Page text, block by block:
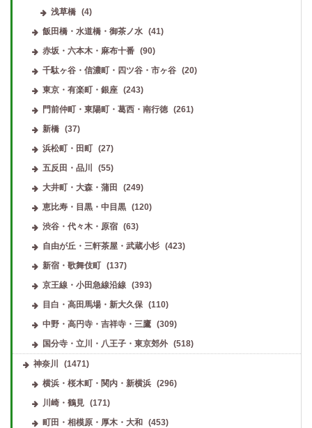
浅草橋 (4)
飯田橋・水道橋・御茶ノ水
(41)
赤坂・六本木・麻布十番
(90)
千駄ヶ谷・信濃町・四ツ谷・市ヶ谷
(20)
東京・有楽町・銀座
(243)
門前仲町・東陽町・葛西・南行徳
(261)
新橋
(37)
浜松町・田町
(27)
五反田・品川
(55)
大井町・大森・蒲田
(249)
恵比寿・目黒・中目黒
(120)
渋谷・代々木・原宿
(63)
自由が丘・三軒茶屋・武蔵小杉
(423)
新宿・歌舞伎町
(137)
京王線・小田急線沿線
(393)
目白・高田馬場・新大久保
(110)
中野・高円寺・吉祥寺・三鷹
(309)
国分寺・立川・八王子・東京郊外
(518)
神奈川
(1471)
横浜・桜木町・関内・新横浜
(296)
川崎・鶴見
(171)
町田・相模原・厚木・大和
(453)